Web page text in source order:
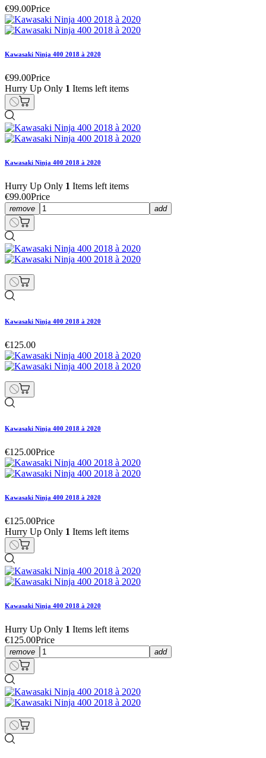
€99.00Price
Kawasaki Ninja 400 2018 à 2020
€99.00Price
Hurry Up Only 1 Items left items
Kawasaki Ninja 400 2018 à 2020
Hurry Up Only 1 Items left items
€99.00Price
remove add
Kawasaki Ninja 400 2018 à 2020
€125.00
Kawasaki Ninja 400 2018 à 2020
€125.00Price
Kawasaki Ninja 400 2018 à 2020
€125.00Price
Hurry Up Only 1 Items left items
Kawasaki Ninja 400 2018 à 2020
Hurry Up Only 1 Items left items
€125.00Price
remove add